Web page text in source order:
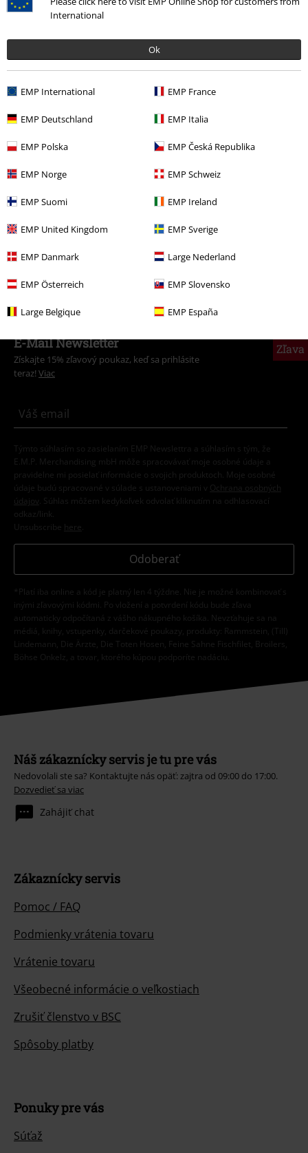
International
Ok
EMP International EMP France
EMP Deutschland EMP Italia
EMP Polska EMP Česká Republika
EMP Norge EMP Schweiz
EMP Suomi EMP Ireland
EMP United Kingdom EMP Sverige
EMP Danmark Large Nederland
EMP Österreich EMP Slovensko
Large Belgique EMP España
Merch kapiel
Merch kapiel Melodic Death Metal
Výpredaj % Média Vinyl
Merch kapiel Top Bands Insomnium
Zľava
E-Mail Newsletter
Získajte 15% zľavový poukaz, keď sa prihlásite
teraz!Viac
E.M.P. Merchandising mbH môže spracovávať moje osobné údaje a
pravidelne mi posielať informácie o svojich produktoch. Moje osobné
údaje budú spracované v súlade s ustanoveniami v
Ochrana osobných
údajov . Súhlas môžem kedykoľvek odvolať kliknutím na odhlasovací
odkaz/link.
Unsubscribe
Odoberať
inými zľavovými kódmi. Po vložení a potvrdení kódu bude zľava
automaticky odpočítaná z vášho nákupného košíka. Nevzťahuje sa na
médiá, knihy, vstupenky, darčekové poukazy, produkty: Rammstein, (Till)
Lindemann, Die Ärzte, Die Toten Hosen, Feine Sahne Fischfilet, Broilers,
Böhse Onkelz, a tovar, ktorého kúpou podporíte nadáciu.
Náš zákaznícky servis je tu pre vás
Nedovolali ste sa? Kontaktujte nás opäť: zajtra od 09:00 do 17:00.
Dozvedieť sa viac
Zákaznícky servis
Pomoc / FAQ
Podmienky vrátenia tovaru
Vrátenie tovaru
Všeobecné informácie o veľkostiach
Zrušiť členstvo v BSC
Spôsoby platby
Ponuky pre vás
Súťaž